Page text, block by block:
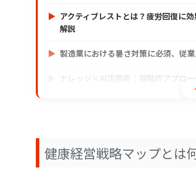
アクティブレストとは？疲労回復に
解説
製造業における暑さ対策に必須、従
ナレッジ×AI活用術｜段階的アプロ
QCD +S（安全衛生）とは？｜作業員
健康経営戦略マップとは